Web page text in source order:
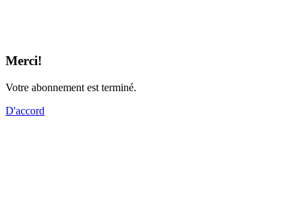
Merci!
Votre abonnement est terminé.
D'accord